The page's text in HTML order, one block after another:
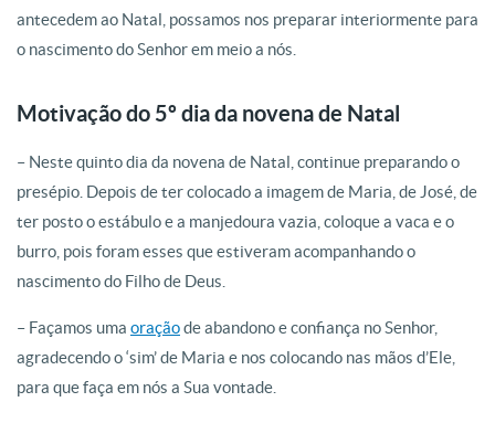
antecedem ao Natal, possamos nos preparar interiormente para
o nascimento do Senhor em meio a nós.
Motivação do 5º dia da novena de Natal
– Neste quinto dia da novena de Natal, continue preparando o
presépio. Depois de ter colocado a imagem de Maria, de José, de
ter posto o estábulo e a manjedoura vazia, coloque a vaca e o
burro, pois foram esses que estiveram acompanhando o
nascimento do Filho de Deus.
– Façamos uma oraçãode abandono e confiança no Senhor,
agradecendo o ‘sim’ de Maria e nos colocando nas mãos d’Ele,
para que faça em nós a Sua vontade.